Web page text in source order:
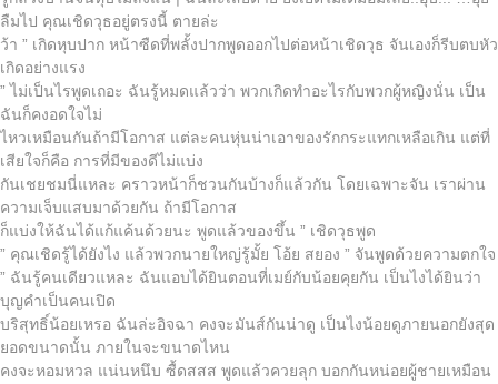
ลืมไป คุณเชิดวุธอยู่ตรงนี้ ตายล่ะ
ว้า ” เกิดหุบปาก หน้าซืดที่พลั้งปากพูดออกไปต่อหน้าเชิดวุธ จันเองก็รีบตบหัว
เกิดอย่างแรง
” ไม่เป็นไรพูดเถอะ ฉันรู้หมดแล้วว่า พวกเกิดทำอะไรกับพวกผู้หญิงนั่น เป็น
ฉันก็คงอดใจไม่
ไหวเหมือนกันถ้ามีโอกาส แต่ละคนหุ่นน่าเอาของรักกระแทกเหลือเกิน แต่ที่
เสียใจก็คือ การที่มีของดีไม่แบ่ง
กันเชยชมนี่แหละ คราวหน้าก็ชวนกันบ้างก็แล้วกัน โดยเฉพาะจัน เราผ่าน
ความเจ็บแสบมาด้วยกัน ถ้ามีโอกาส
ก็แบ่งให้ฉันได้แก้แค้นด้วยนะ พูดแล้วของขึ้น ” เชิดวุธพูด
” คุณเชิดรู้ได้ยังไง แล้วพวกนายใหญ่รู้มั้ย โอ้ย สยอง ” จันพูดด้วยความตกใจ
” ฉันรู้คนเดียวแหละ ฉันแอบได้ยินตอนที่เมย์กับน้อยคุยกัน เป็นไงได้ยินว่า
บุญคำเป็นคนเปิด
บริสุทธิ์น้อยเหรอ ฉันล่ะอิจฉา คงจะมันส์กันน่าดู เป็นไงน้อยดูภายนอกยังสุด
ยอดขนาดนั้น ภายในจะขนาดไหน
คงจะหอมหวล แน่นหนึบ ซื้ดสสส พูดแล้วควยลุก บอกกันหน่อยผู้ชายเหมือน